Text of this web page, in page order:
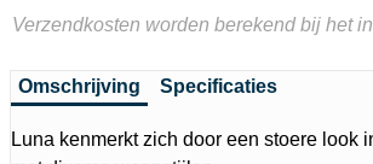
Verzendkosten worden berekend bij het
Omschrijving Specificaties
Luna kenmerkt zich door een stoere look